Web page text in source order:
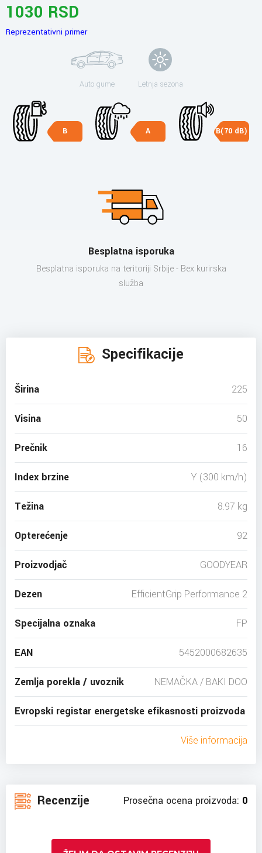
1030 RSD
Reprezentativni primer
Auto gume Letnja sezona
B A B(70 dB)
Besplatna isporuka
Besplatna isporuka na teritoriji Srbije - Bex kurirska
služba
Specifikacije
Širina 225
Visina 50
Prečnik 16
Index brzine Y (300 km/h)
Težina 8.97 kg
Opterećenje 92
Proizvodjač GOODYEAR
Dezen EfficientGrip Performance 2
Specijalna oznaka FP
EAN 5452000682635
Zemlja porekla / uvoznik NEMAČKA / BAKI DOO
Evropski registar energetske efikasnosti proizvoda
Više informacija
Recenzije Prosečna ocena proizvoda: 0